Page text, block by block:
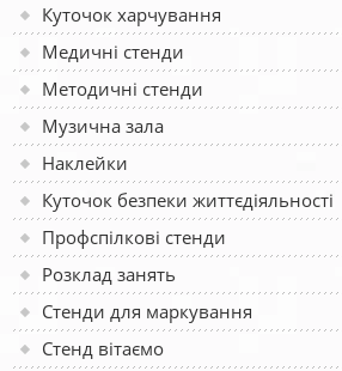
Куточок харчування
Медичні стенди
Методичні стенди
Музична зала
Наклейки
Куточок безпеки життєдіяльності
Профспілкові стенди
Розклад занять
Стенди для маркування
Стенд вітаємо